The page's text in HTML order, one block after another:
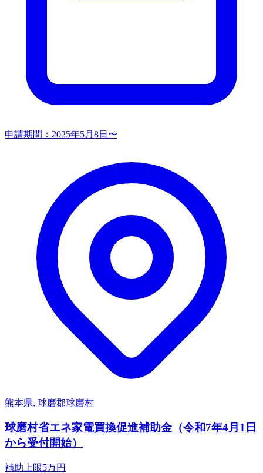
申請期間： 2025年5月8日〜
熊本県, 球磨郡球磨村
球磨村省エネ家電買換促進補助金（令和7年4月1日
から受付開始）
補助上限5万円